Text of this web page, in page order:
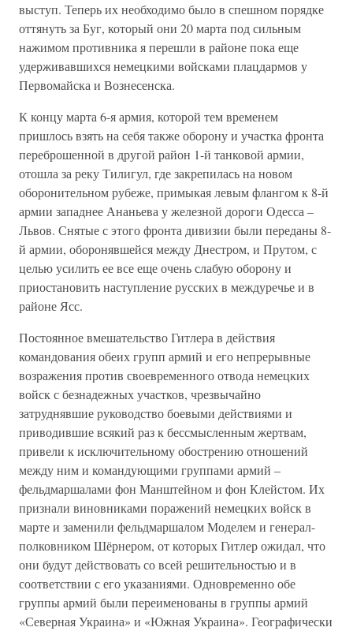
выступ. Теперь их необходимо было в спешном порядке
оттянуть за Буг, который они 20 марта под сильным
нажимом противника я перешли в районе пока еще
удерживавшихся немецкими войсками плацдармов у
Первомайска и Вознесенска.
К концу марта 6-я армия, которой тем временем
пришлось взять на себя также оборону и участка фронта
переброшенной в другой район 1-й танковой армии,
отошла за реку Тилигул, где закрепилась на новом
оборонительном рубеже, примыкая левым флангом к 8-й
армии западнее Ананьева у железной дороги Одесса –
Львов. Снятые с этого фронта дивизии были переданы 8-
й армии, оборонявшейся между Днестром, и Прутом, с
целью усилить ее все еще очень слабую оборону и
приостановить наступление русских в междуречье и в
районе Ясс.
Постоянное вмешательство Гитлера в действия
командования обеих групп армий и его непрерывные
возражения против своевременного отвода немецких
войск с безнадежных участков, чрезвычайно
затруднявшие руководство боевыми действиями и
приводившие всякий раз к бессмысленным жертвам,
привели к исключительному обострению отношений
между ним и командующими группами армий –
фельдмаршалами фон Манштейном и фон Клейстом. Их
признали виновниками поражений немецких войск в
марте и заменили фельдмаршалом Моделем и генерал-
полковником Шёрнером, от которых Гитлер ожидал, что
они будут действовать со всей решительностью и в
соответствии с его указаниями. Одновременно обе
группы армий были переименованы в группы армий
«Северная Украина» и «Южная Украина». Географически